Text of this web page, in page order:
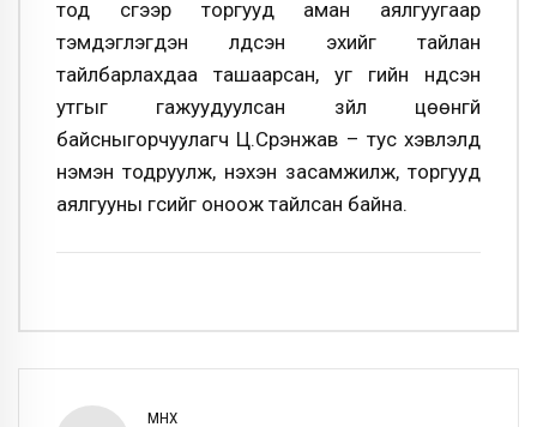
тод үсгээр торгууд аман аялгуугаар
тэмдэглэгдэн үлдсэн эхийг тайлан
тайлбарлахдаа ташаарсан, уг үгийн үндсэн
утгыг гажуудуулсан зүйл цөөнгүй
байсныгорчуулагч Ц.Сүрэнжав – тус хэвлэлд
нэмэн тодруулж, нэхэн засамжилж, торгууд
аялгууны үгсийг оноож тайлсан байна.
ӨМНӨХ